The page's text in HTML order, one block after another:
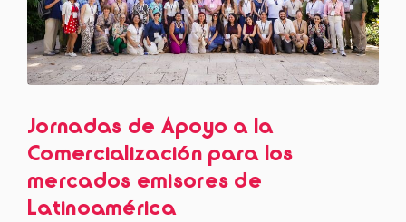
Jornadas de Apoyo a la
Comercialización para los
mercados emisores de
Latinoamérica